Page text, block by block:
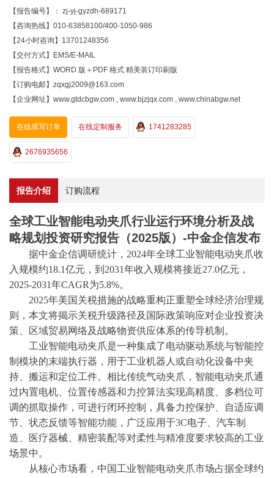
【报告编号】： zj-yj-gyzdh-689171
【咨询热线】010-63858100/400-1050-986
【24小时咨询】13701248356
【交付方式】EMS/E-MAIL
【报告格式】WORD 版＋PDF 格式 精美装订印刷版
【订购电邮】zqxgj2009@163.com
【企业网址】www.gtdcbgw.com , www.bjzjqx.com , www.chinabgw.net
在线填写订单 在线定制服务 1741283285
2676935656
报告介绍 订购流程
全球工业智能电动夹爪行业运行环境分析及战
略规划投资研究报告（2025版）-中金企信发布
据中金企信调研统计， 2024年全球工业智能电动夹爪收
入规模约18.1亿元，到2031年收入规模将接近27.0亿元，
2025-2031年CAGR为5.8%。
2025年美国关税措施的战略重构正重塑全球经济治理规
则，本文将揭示关税升级路径及国际政策响应对企业投资决
策、区域贸易网络及战略物资供应体系的传导机制。
工业智能电动夹爪是一种集成了电动驱动系统与智能控
制模块的末端执行器，用于工业机器人或自动化设备中夹
持、搬运和定位工件。相比传统气动夹爪，智能电动夹爪通
过内置电机、位置传感器和力控算法实现高精度、多档位可
调的抓取操作，可进行闭环控制，具备力控保护、自适应调
节、状态反馈等智能功能，广泛应用于3C电子、汽车制
造、医疗器械、精密装配等对柔性与精准度要求较高的工业
场景中。
从核心市场看，中国工业智能电动夹爪市场占据全球约